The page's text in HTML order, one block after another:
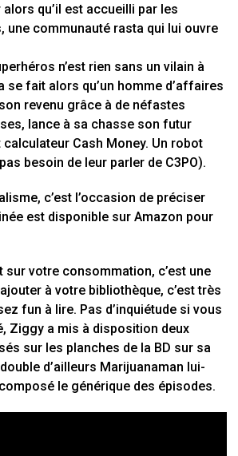
alors qu’il est accueilli par les
une communauté rasta qui lui ouvre
n’est rien sans un vilain à
se fait alors qu’un homme d’affaires
revenu grâce à de néfastes
lance à sa chasse son futur
Cash Money. Un robot
besoin de leur parler de C3PO).
c’est l’occasion de préciser
est disponible sur Amazon pour
sur votre consommation, c’est une
à votre bibliothèque, c’est très
fun à lire. Pas d’inquiétude si vous
Ziggy a mis à disposition deux
sur les planches de la BD sur sa
double d’ailleurs Marijuanaman lui-
le générique des épisodes.